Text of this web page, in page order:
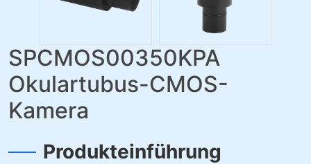
SPCMOS00350KPA
Okulartubus-CMOS-
Kamera
Produkteinführung